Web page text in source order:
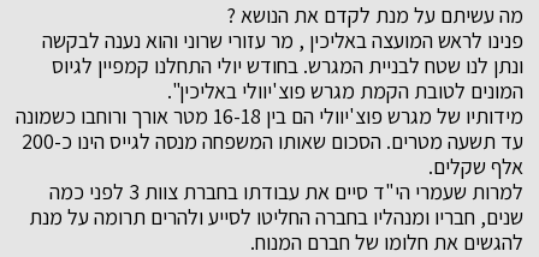
מה עשיתם על מנת לקדם את הנושא ?
פנינו לראש המועצה באליכין , מר עזורי שרוני והוא נענה לבקשה
ונתן לנו שטח לבניית המגרש. בחודש יולי התחלנו קמפיין לגיוס
המונים לטובת הקמת מגרש פוצ'יוולי באליכין".
מידותיו של מגרש פוצ'יוולי הם בין 16-18 מטר אורך ורוחבו כשמונה
עד תשעה מטרים. הסכום שאותו המשפחה מנסה לגייס הינו כ-200
אלף שקלים.
למרות שעמרי הי"ד סיים את עבודתו בחברת צוות 3 לפני כמה
שנים, חבריו ומנהליו בחברה החליטו לסייע ולהרים תרומה על מנת
להגשים את חלומו של חברם המנוח.